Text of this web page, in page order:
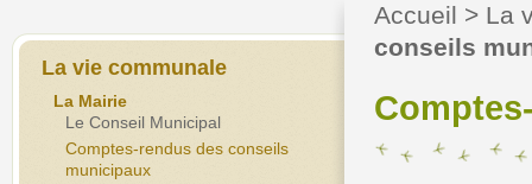
La vie communale
La Mairie
Le Conseil Municipal
Comptes-rendus des conseils
municipaux
Accueil > La
conseils